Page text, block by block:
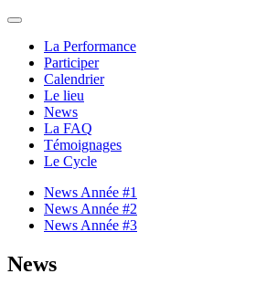
La Performance
Participer
Calendrier
Le lieu
News
La FAQ
Témoignages
Le Cycle
News Année #1
News Année #2
News Année #3
News